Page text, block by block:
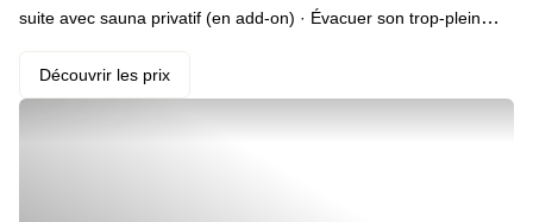
suite avec sauna privatif (en add-on) · Évacuer son trop-plein
shazamant toutes les musiques d’ambiance qui passent · Prenez
le soleil Bordelais grâce au rooftop · Emmener son +1 dîner au
Découvrir les prix